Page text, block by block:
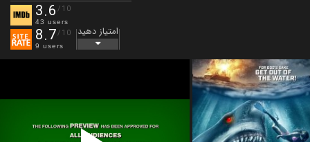
3.6 /10
43 users
8.7/10
9 users
امتیاز دهید